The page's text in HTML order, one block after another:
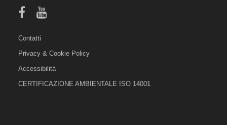
Contatti
Privacy & Cookie Policy
Accessibilità
CERTIFICAZIONE AMBIENTALE ISO 14001